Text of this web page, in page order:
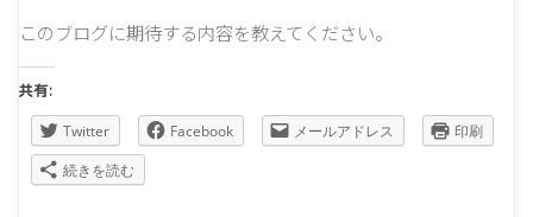
このブログに期待する内容を教えてください。
共有:
Twitter Facebook メールアドレス
印刷
続きを読む